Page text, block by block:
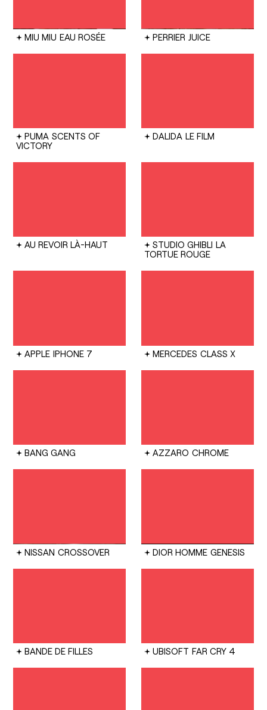
MIU MIU EAU ROSÉE PERRIER JUICE
PUMA SCENTS OF
VICTORY
DALIDA LE FILM
AU REVOIR LÀ-HAUT STUDIO GHIBLI LA
TORTUE ROUGE
APPLE IPHONE 7 MERCEDES CLASS X
BANG GANG AZZARO CHROME
NISSAN CROSSOVER DIOR HOMME GENESIS
BANDE DE FILLES UBISOFT FAR CRY 4